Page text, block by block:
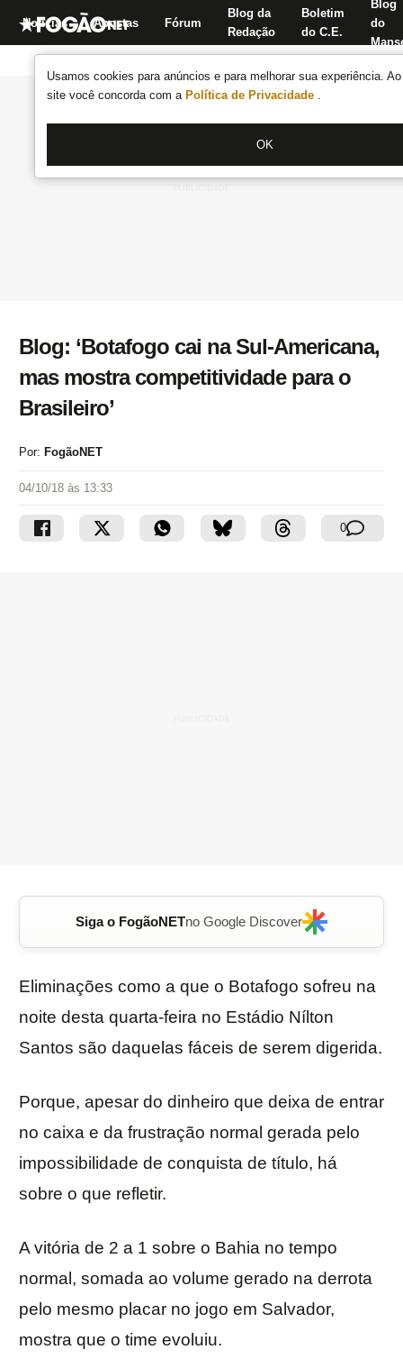
Usamos cookies para anúncios e para melhorar sua experiência.
site você concorda com a Política de Privacidade .
OK
Notícias Apostas Fórum
Blog da
Redação
Boletim
do C.E.
Blog
do
Blog: ‘Botafogo cai na Sul-Americana,
mas mostra competitividade para o
Brasileiro’
Por: FogãoNET
04/10/18 às 13:33
0
Siga o FogãoNETno Google Discover
Eliminações como a que o Botafogo sofreu na
noite desta quarta-feira no Estádio Nílton
Santos são daquelas fáceis de serem digerida.
Porque, apesar do dinheiro que deixa de entrar
no caixa e da frustração normal gerada pelo
impossibilidade de conquista de título, há
sobre o que refletir.
A vitória de 2 a 1 sobre o Bahia no tempo
normal, somada ao volume gerado na derrota
pelo mesmo placar no jogo em Salvador,
mostra que o time evoluiu.